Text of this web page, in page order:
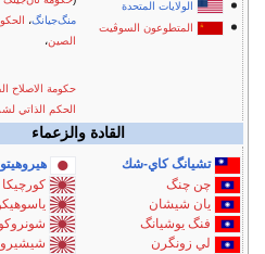
الولايات المتحدة
المتطوعون السوڤيت
منگ‌جيانگ،
الصين،
حكومة الاصلاح
الحكم الذاتي
القادة والزعماء
تشيانگ كاي-شك
چن چنگ
يان شيشان
فنگ يوشيانگ
لي زونگرن
هيروهيتو
كورچيكا
شونروكو
شيشيرو